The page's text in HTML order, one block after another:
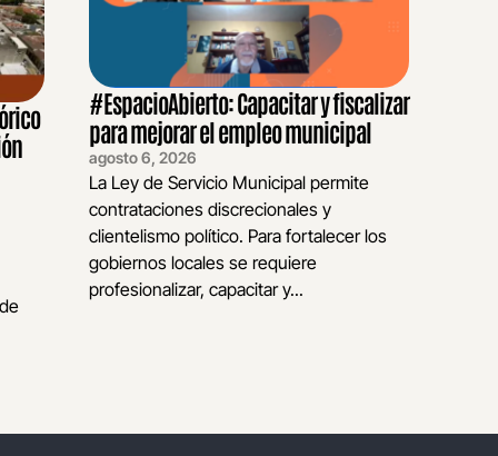
#EspacioAbierto: Capacitar y fiscalizar
para mejorar el empleo municipal
agosto 6, 2026
La Ley de Servicio Municipal permite
contrataciones discrecionales y
clientelismo político. Para fortalecer los
gobiernos locales se requiere
profesionalizar, capacitar y...